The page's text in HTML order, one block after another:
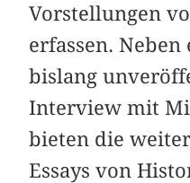
Vorstellungen
erfassen.
bislang
Interview mit
bieten die
Essays von